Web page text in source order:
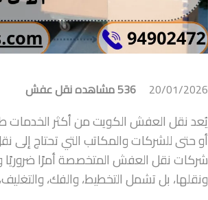
20/01/2026 536 مشاهده نقل عفش
يُعد نقل العفش الكويت من أكثر الخدمات
أو حتى للشركات والمكاتب التي تحتاج إلى
شركات نقل العفش المتخصصة أمرًا ضروريًا
ونقلها، بل تشمل التخطيط، والفك،